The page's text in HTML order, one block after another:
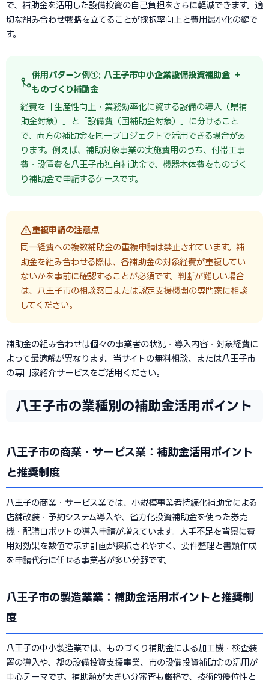
で、補助金を活用した設備投資の自己負担をさらに軽減できます。適
切な組み合わせ戦略を立てることが採択率向上と費用最小化の鍵で
す。
併用パターン例①: 八王子市中小企業設備投資補助金 ＋
ものづくり補助金
経費を「生産性向上・業務効率化に資する設備の導入（県補
助金対象）」と「設備費（国補助金対象）」に分けること
で、両方の補助金を同一プロジェクトで活用できる場合があ
ります。例えば、補助対象事業の実施費用のうち、付帯工事
費・設置費を八王子市独自補助金で、機器本体費をものづく
り補助金で申請するケースです。
重複申請の注意点
同一経費への複数補助金の重複申請は禁止されています。補
助金を組み合わせる際は、各補助金の対象経費が重複してい
ないかを事前に確認することが必須です。判断が難しい場合
は、八王子市の相談窓口または認定支援機関の専門家に相談
してください。
補助金の組み合わせは個々の事業者の状況・導入内容・対象経費に
よって最適解が異なります。当サイトの無料相談、または八王子市
の専門家紹介サービスをご活用ください。
八王子市の業種別の補助金活用ポイント
八王子市の商業・サービス業：補助金活用ポイント
と推奨制度
八王子の商業・サービス業では、小規模事業者持続化補助金による
店舗改装・予約システム導入や、省力化投資補助金を使った券売
機・配膳ロボットの導入申請が増えています。人手不足を背景に費
用対効果を数値で示す計画が採択されやすく、要件整理と書類作成
を申請代行に任せる事業者が多い分野です。
八王子市の製造業業：補助金活用ポイントと推奨制
度
八王子の中小製造業では、ものづくり補助金による加工機・検査装
置の導入や、都の設備投資支援事業、市の設備投資補助金の活用が
中心テーマです。補助額が大きい分審査も厳格で、技術的優位性と